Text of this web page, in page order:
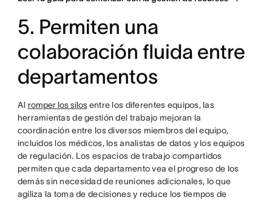
5. Permiten una
colaboración fluida entre
departamentos
Al romper los silosentre los diferentes equipos, las
herramientas de gestión del trabajo mejoran la
coordinación entre los diversos miembros del equipo,
incluidos los médicos, los analistas de datos y los equipos
de regulación. Los espacios de trabajo compartidos
permiten que cada departamento vea el progreso de los
demás sin necesidad de reuniones adicionales, lo que
agiliza la toma de decisiones y reduce los tiempos de